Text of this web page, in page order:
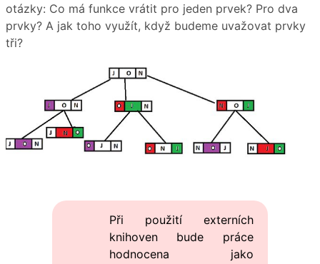
otázky: Co má funkce vrátit pro jeden prvek? Pro dva
prvky? A jak toho využít, když budeme uvažovat prvky
tři?
Při použití externích
knihoven bude práce
hodnocena jako